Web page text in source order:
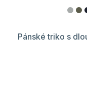
Pánské triko s